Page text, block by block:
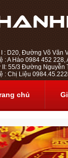
: D20, Đường Võ Văn
: A Hào 0984 452
55/3 Đường Nguyễn
: Chị Liệu
chủ